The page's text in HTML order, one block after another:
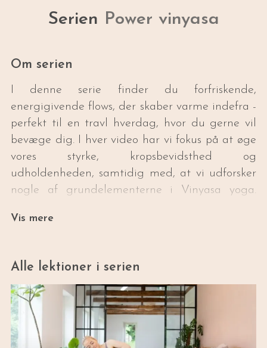
Serien Power vinyasa
Om serien
I denne serie finder du forfriskende,
energigivende flows, der skaber varme indefra -
perfekt til en travl hverdag, hvor du gerne vil
bevæge dig. I hver video har vi fokus på at øge
vores styrke, kropsbevidsthed og
udholdenheden, samtidig med, at vi udforsker
nogle af grundelementerne i Vinyasa yoga.
minutter, og er tiltænkt dig der er begynder
Vis mere
Alle lektioner i serien